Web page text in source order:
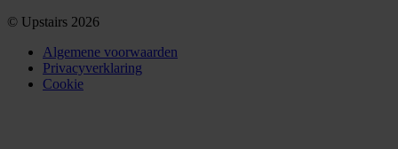
© Upstairs 2026
Algemene voorwaarden
Privacyverklaring
Cookie